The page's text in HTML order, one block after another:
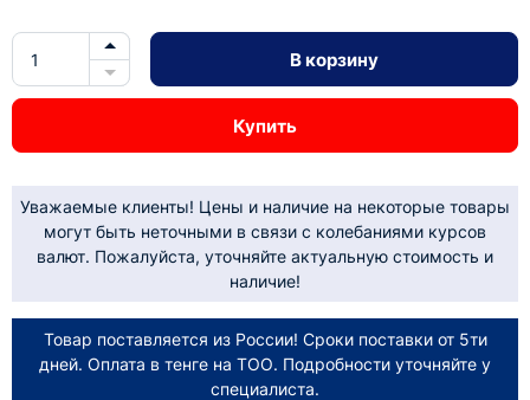
В корзину
Купить
Уважаемые клиенты! Цены и наличие на некоторые товары
могут быть неточными в связи с колебаниями курсов
валют. Пожалуйста, уточняйте актуальную стоимость и
наличие!
Товар поставляется из России! Сроки поставки от 5ти
дней. Оплата в тенге на ТОО. Подробности уточняйте у
специалиста.